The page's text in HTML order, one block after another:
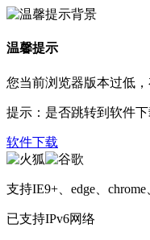
温馨提示
您当前浏览器版本过低
提示：是否跳转到软件
软件下载
支持IE9+、edge、
已支持IPv6网络